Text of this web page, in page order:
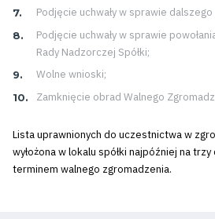
Podjęcie uchwały w sprawie dalszego
Podjęcie uchwały w sprawie
Rady Nadzorczej Spółki;
Wolne wnioski;
Zamknięcie obrad Walnego
Lista uprawnionych do uczestnictwa w
wyłożona w lokalu spółki najpóźniej na
terminem walnego zgromadzenia.